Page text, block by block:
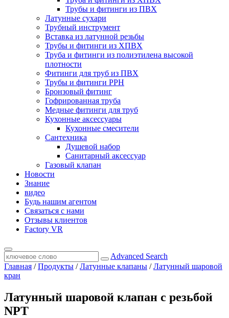
Трубы и фитинги из ПВХ
Латунные сухари
Трубный инструмент
Вставка из латунной резьбы
Трубы и фитинги из ХПВХ
Труба и фитинги из полиэтилена высокой
плотности
Фитинги для труб из ПВХ
Трубы и фитинги PPH
Бронзовый фитинг
Гофрированная труба
Медные фитинги для труб
Кухонные аксессуары
Кухонные смесители
Сантехника
Душевой набор
Санитарный аксессуар
Газовый клапан
Новости
Знание
видео
Будь нашим агентом
Связаться с нами
Отзывы клиентов
Factory VR
Advanced Search
Главная /Продукты /Латунные клапаны /Латунный шаровой
кран
Латунный шаровой клапан с резьбой
NPT